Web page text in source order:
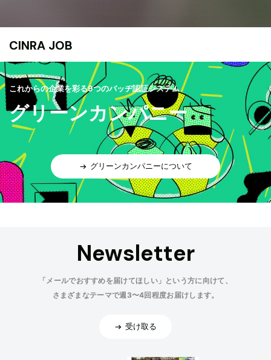
CINRA JOB
これからの企業を彩る9つのバッヂ認証システム
グリーンカンパニー
グリーンカンパニーについて
Newsletter
「メールでおすすめを届けてほしい」という方に向けて、
さまざまなテーマで週3〜4回程度お届けします。
受け取る